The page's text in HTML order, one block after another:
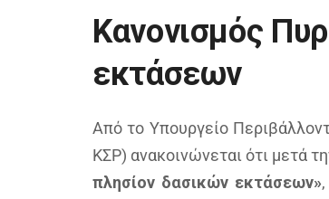
Κανονισμός
εκτάσεων
Από το Υπουργείο
ΚΣΡ) ανακοινώνεται ότι μετά
πλησίον δασικών εκτάσεων»,